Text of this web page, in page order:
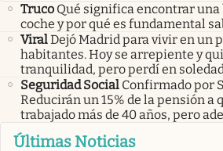
Truco Qué significa encontrar
coche y por qué es fundamental
ViralDejó Madrid para vivir en un
habitantes. Hoy se arrepiente y
tranquilidad, pero perdí en
Seguridad Social Confirmado por
Reducirán un 15% de la pensión a
trabajado más de 40 años, pero
Últimas Noticias